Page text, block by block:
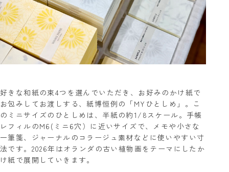
好きな和紙の束4つを選んでいただき、お好みのかけ紙で
お包みしてお渡しする、紙博恒例の「MYひとしめ」。こ
のミニサイズのひとしめは、半紙の約1/8スケール。手帳
レフィルのM6(ミニ6穴）に近いサイズで、メモや小さな
一筆箋、ジャーナルのコラージュ素材などに使いやすい寸
法です。2026年はオランダの古い植物画をテーマにしたか
け紙で展開していきます。